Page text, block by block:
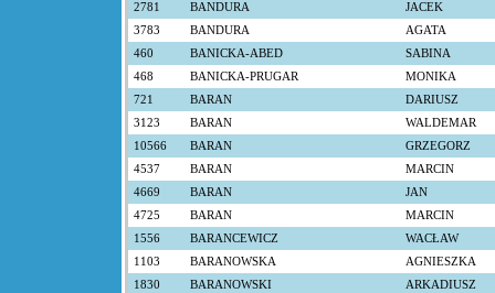
2781
BANDURA
JACEK
3783
BANDURA
AGATA
460
BANICKA-ABED
SABINA
468
BANICKA-PRUGAR
MONIKA
721
BARAN
DARIUSZ
3123
BARAN
WALDEMAR
10566
BARAN
GRZEGORZ
4537
BARAN
MARCIN
4669
BARAN
JAN
4725
BARAN
MARCIN
1556
BARANCEWICZ
WACŁAW
1103
BARANOWSKA
AGNIESZKA
1830
BARANOWSKI
ARKADIUSZ